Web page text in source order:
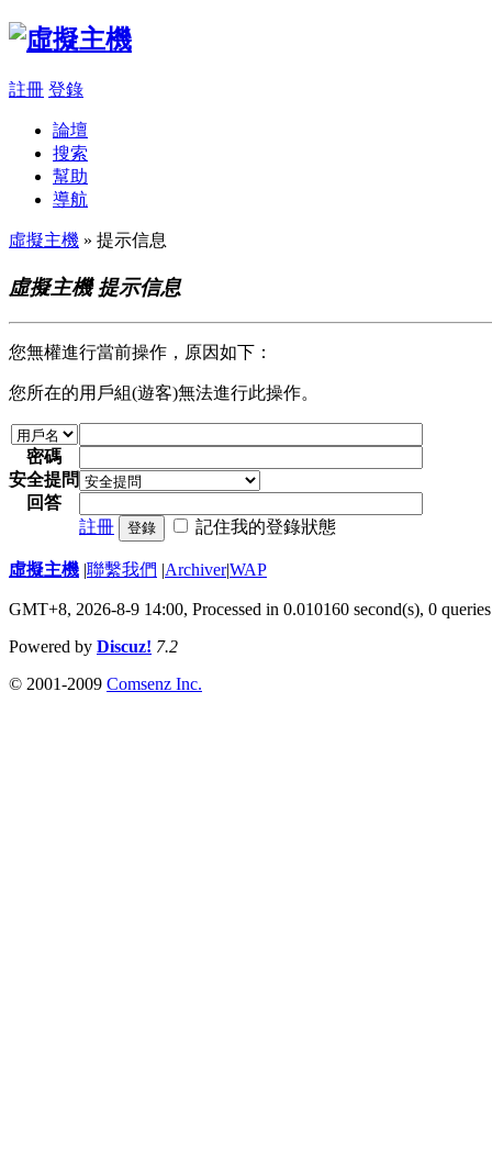
註冊 登錄
論壇
搜索
幫助
導航
虛擬主機 » 提示信息
虛擬主機 提示信息
您無權進行當前操作，原因如下：
您所在的用戶組(遊客)無法進行此操作。
密碼
安全提問
回答
註冊
登錄 記住我的登錄狀態
虛擬主機 |聯繫我們 |Archiver|WAP
GMT+8, 2026-8-9 14:00, Processed in 0.010160 second(s), 0 queries
Powered by Discuz! 7.2
© 2001-2009 Comsenz Inc.